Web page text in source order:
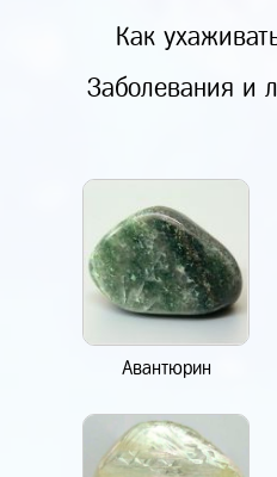
Как
Заболевания и
Авантюрин